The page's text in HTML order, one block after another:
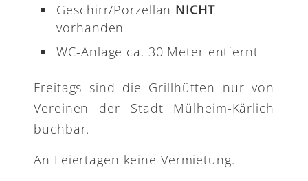
Geschirr/Porzellan NICHT
vorhanden
WC-Anlage ca. 30 Meter entfernt
Freitags sind die Grillhütten nur von
Vereinen der Stadt Mülheim-Kärlich
buchbar.
An Feiertagen keine Vermietung.